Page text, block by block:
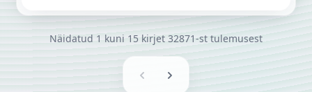
Näidatud 1 kuni 15 kirjet 32871-st tulemusest